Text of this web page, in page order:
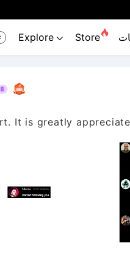
Explore  Store
It is greatly